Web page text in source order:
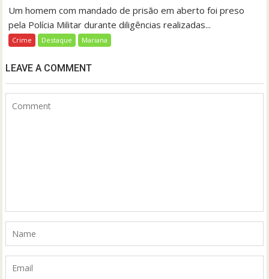
Um homem com mandado de prisão em aberto foi preso
pela Polícia Militar durante diligências realizadas...
Crime Destaque Mariana
LEAVE A COMMENT